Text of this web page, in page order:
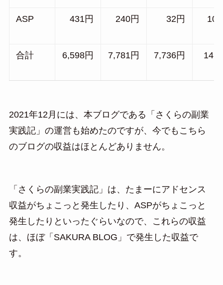
ASP 431円 240円 32円 100
合計 6,598円 7,781円 7,736円
2021年12月には、本ブログである「さくらの副業
実践記」の運営も始めたのですが、今でもこちら
のブログの収益はほとんどありません。
「さくらの副業実践記」は、たまーにアドセンス
収益がちょこっと発生したり、ASPがちょこっと
発生したりといったぐらいなので、これらの収益
は、ほぼ「SAKURA BLOG」で発生した収益で
す。